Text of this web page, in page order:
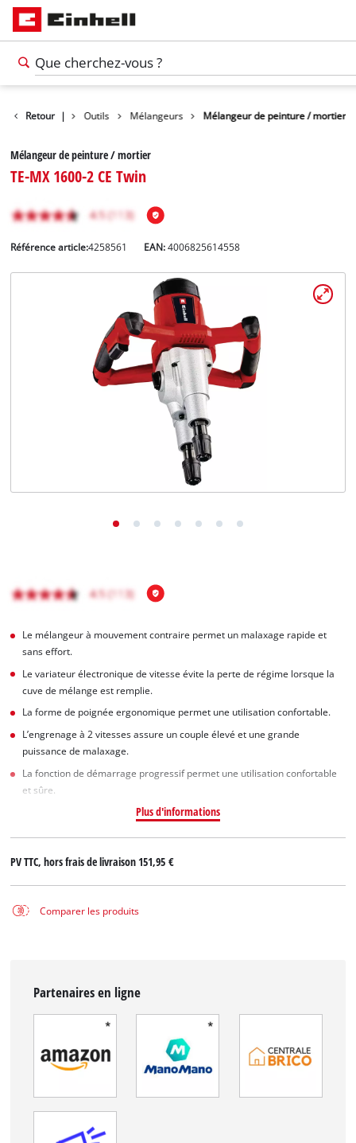
Retour |
Produits Outils Mélangeurs Mélangeur de peinture / mortier
Mélangeur de peinture / mortier
TE-MX 1600-2 CE Twin
Référence article:4258561 EAN:4006825614558
Le mélangeur à mouvement contraire permet un malaxage rapide et
sans effort.
Le variateur électronique de vitesse évite la perte de régime lorsque la
cuve de mélange est remplie.
La forme de poignée ergonomique permet une utilisation confortable.
L’engrenage à 2 vitesses assure un couple élevé et une grande
puissance de malaxage.
La fonction de démarrage progressif permet une utilisation confortable
et sûre.
Plus d'informations
PV TTC, hors frais de livraison151,95 €
Comparer les produits
Partenaires en ligne